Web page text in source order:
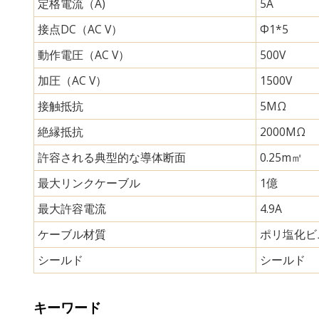
定格電流（A)
5A
接点DC（AC V）
Φ1*5
動作電圧（AC V）
500V
加圧（AC V）
1500V
接触抵抗
5MΩ
絶縁抵抗
2000MΩ
許容される典型的な導体断面
0.25m㎡
最大リンクケーブル
1億
最大許容電流
4.9A
ケーブル材質
ポリ塩化
シールド
シールド
キーワード